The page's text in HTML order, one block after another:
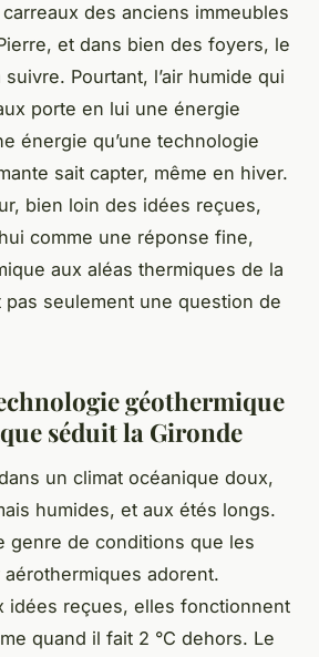
des anciens immeubles
et dans bien des foyers, le
Pourtant, l’air humide qui
porte en lui une énergie
énergie qu’une technologie
sait capter, même en hiver.
bien loin des idées reçues,
comme une réponse fine,
aux aléas thermiques de la
pas seulement une question de
géothermique
séduit la Gironde
un climat océanique doux,
humides, et aux étés longs.
genre de conditions que les
adorent.
idées reçues, elles fonctionnent
quand il fait 2 °C dehors. Le